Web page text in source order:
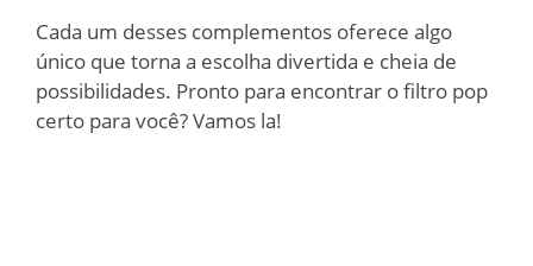
Cada um desses complementos oferece algo
único que torna a escolha divertida e cheia de
possibilidades. Pronto para encontrar o filtro pop
certo para você? Vamos la!